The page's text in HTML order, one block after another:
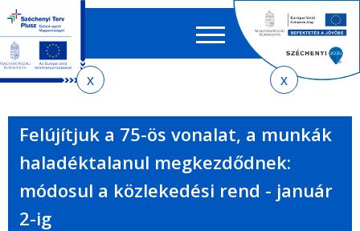
menetrendkeresőhöz
almenühöz
tartalomra
oldaltérképre
EN HU
űrlap
Felújítjuk a 75-ös vonalat, a munkák
haladéktalanul megkezdődnek:
módosul a közlekedési rend - január
2-ig